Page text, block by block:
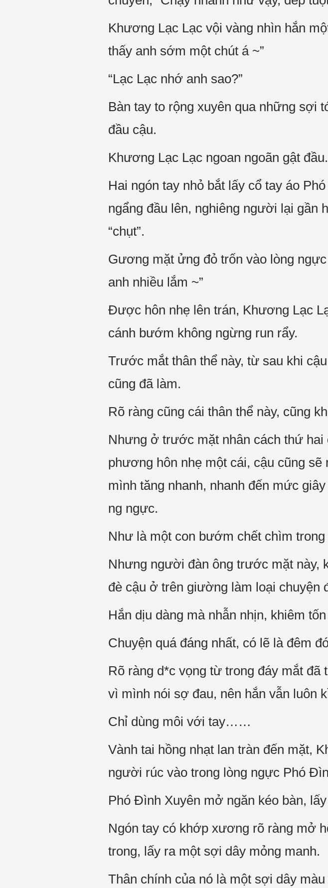
Khương Lạc Lạc vội vàng nhìn hắn
thấy anh sớm một chút á ~”
“Lạc Lạc nhớ anh sao?”
Bàn tay to rộng xuyên qua những sợi
đầu cậu.
Khương Lạc Lạc ngoan ngoãn gật đầu.
Hai ngón tay nhỏ bắt lấy cổ tay áo
ngẩng đầu lên, nghiêng người lại gần
“chụt”.
Gương mặt ửng đỏ trốn vào lòng
anh nhiều lắm ~”
Được hôn nhẹ lên trán, Khương Lạc
cánh bướm không ngừng run rẩy.
Trước mắt thân thể này, từ sau khi
cũng đã làm.
Rõ ràng cũng cái thân thể này, cũng
Nhưng ở trước mặt nhân cách thứ
phương hôn nhẹ một cái, cậu cũng
mình tăng nhanh, nhanh đến mức
ng ngực.
Như là một con bướm chết chìm
Nhưng người đàn ông trước mặt này,
đè cậu ở trên giường làm loại chuyện
Hắn dịu dàng mà nhẫn nhịn, khiêm
Chuyện quá đáng nhất, có lẽ là đêm
Rõ ràng d*c vọng từ trong đáy mắt
vì mình nói sợ đau, nên hắn vẫn
Chỉ dùng môi với tay……
Vành tai hồng nhạt lan tràn đến mặt,
người rúc vào trong lòng ngực Phó
Phó Đình Xuyên mở ngăn kéo bàn,
Ngón tay có khớp xương rõ ràng mở
trong, lấy ra một sợi dây mỏng manh.
Thân chính của nó là một sợi dây